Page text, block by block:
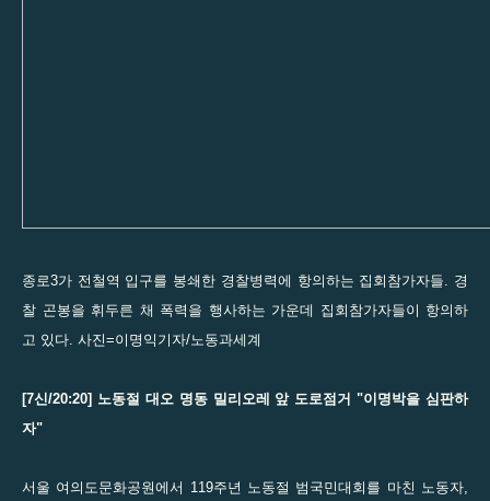
종로3가 전철역 입구를 봉쇄한 경찰병력에 항의하는 집회참가자들. 경
찰 곤봉을 휘두른 채 폭력을 행사하는 가운데 집회참가자들이 항의하
고 있다. 사진=이명익기자/노동과세계
[7신/20:20] 노동절 대오 명동 밀리오레 앞 도로점거 "이명박을 심판하
자"
서울 여의도문화공원에서 119주년 노동절 범국민대회를 마친 노동자,